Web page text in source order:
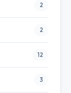
2
2
12
3